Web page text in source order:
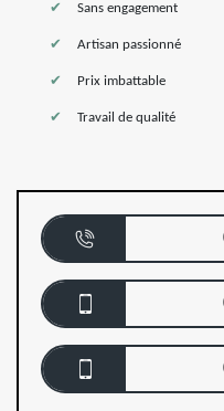
Sans engagement
Artisan passionné
Prix imbattable
Travail de qualité